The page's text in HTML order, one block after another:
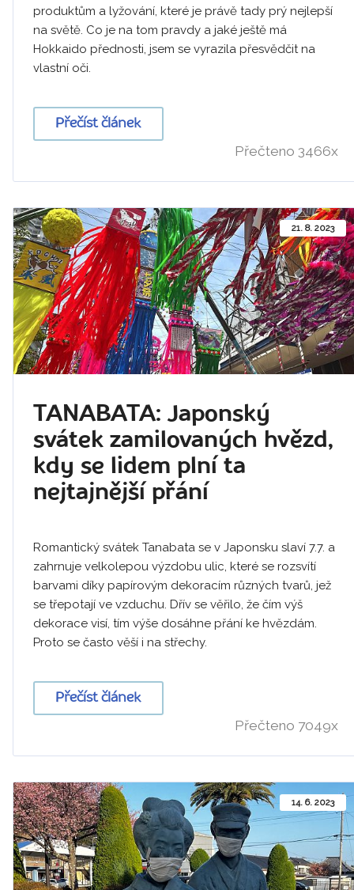
produktům a lyžování, které je právě tady prý nejlepší
na světě. Co je na tom pravdy a jaké ještě má
Hokkaido přednosti, jsem se vyrazila přesvědčit na
vlastní oči.
Přečíst článek
Přečteno 3466x
21. 8. 2023
TANABATA: Japonský
svátek zamilovaných hvězd,
kdy se lidem plní ta
nejtajnější přání
Romantický svátek Tanabata se v Japonsku slaví 7.7. a
zahrnuje velkolepou výzdobu ulic, které se rozsvítí
barvami díky papírovým dekoracím různých tvarů, jež
se třepotají ve vzduchu. Dřív se věřilo, že čím výš
dekorace visí, tím výše dosáhne přání ke hvězdám.
Proto se často věší i na střechy.
Přečíst článek
Přečteno 7049x
14. 6. 2023